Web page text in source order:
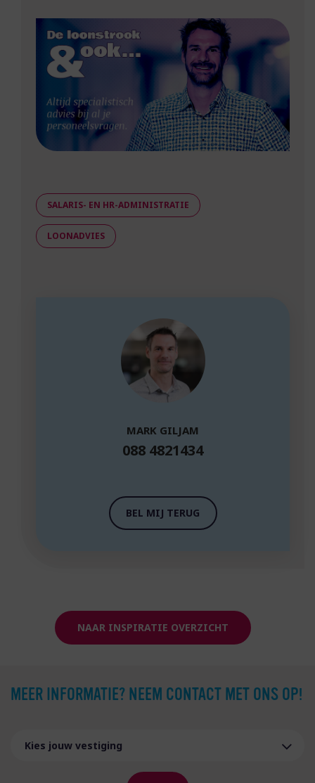
SALARIS- EN HR-ADMINISTRATIE
LOONADVIES
MARK GILJAM
088 4821434
BEL MIJ TERUG
NAAR INSPIRATIE OVERZICHT
MEER INFORMATIE? NEEM CONTACT MET ONS OP!